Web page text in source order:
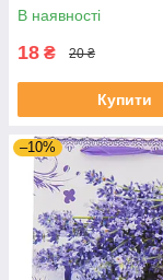
В наявності
18 ₴ 20 ₴
Купити
–10%